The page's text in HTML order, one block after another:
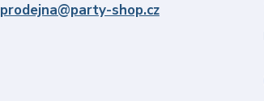
prodejna@party-shop.cz